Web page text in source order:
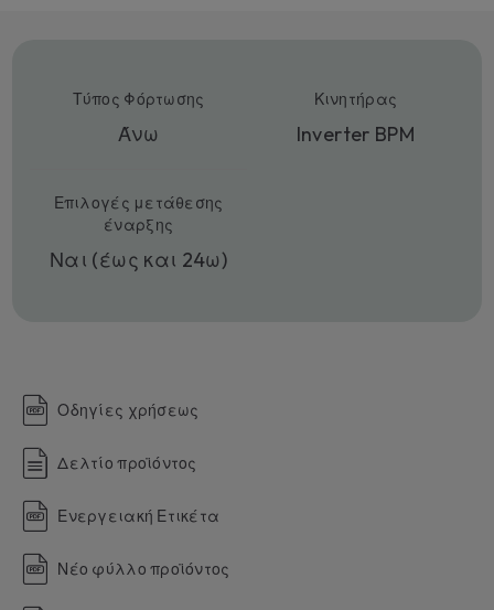
Τύπος Φόρτωσης
Άνω
Κινητήρας
Inverter BPM
Επιλογές μετάθεσης
έναρξης
Ναι (έως και 24ω)
Οδηγίες χρήσεως
Δελτίο προϊόντος
Ενεργειακή Ετικέτα
Νέο φύλλο προϊόντος